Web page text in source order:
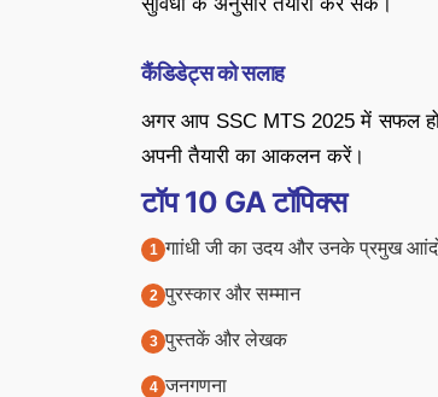
कैंडिडेट्स को सलाह
अगर आप SSC MTS 2025 में सफल
अपनी तैयारी का आकलन करें।
टॉप 10 GA टॉपिक्स
गाांधी जी का उदय और उनके प्रमुख
पुरस्कार और सम्मान
पुस्तकें और लेखक
जनगणना